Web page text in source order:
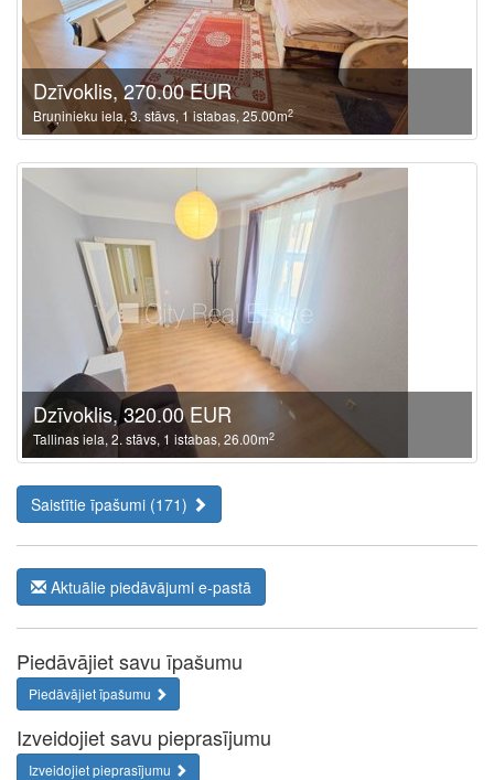
Dzīvoklis, 270.00 EUR
Bruņinieku iela, 3. stāvs, 1 istabas, 25.00m2
Dzīvoklis, 320.00 EUR
Tallinas iela, 2. stāvs, 1 istabas, 26.00m2
Saistītie īpašumi (171)
Aktuālie piedāvājumi e-pastā
Piedāvājiet savu īpašumu
Piedāvājiet īpašumu
Izveidojiet savu pieprasījumu
Izveidojiet pieprasījumu